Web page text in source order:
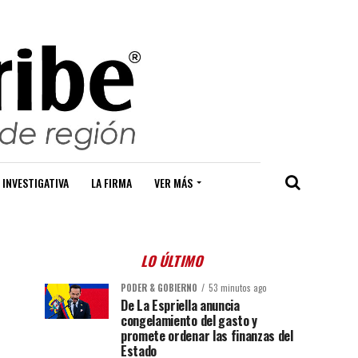
LA FIRMA VER MÁS
LO ÚLTIMO
PODER & GOBIERNO 53 minutos ago
De La Espriella anuncia
congelamiento del gasto y
promete ordenar las finanzas del
Estado